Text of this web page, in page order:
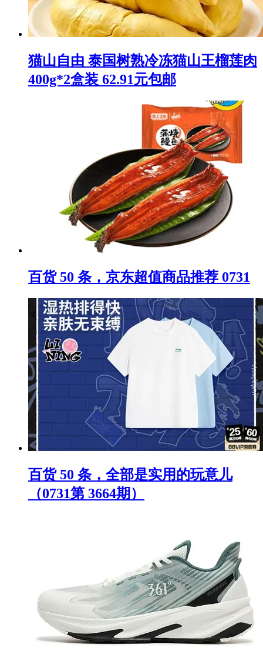
猫山自由 泰国树熟冷冻猫山王榴莲肉
400g*2盒装 62.91元包邮
百货 50 条，京东超值商品推荐 0731
百货 50 条，全部是实用的玩意儿
（0731第 3664期）